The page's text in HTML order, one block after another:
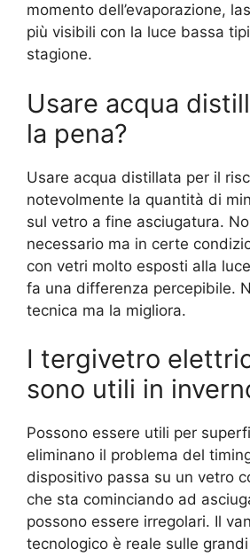
momento dell’evaporazione,
più visibili con la luce bassa
stagione.
Usare acqua
la pena?
Usare acqua distillata per il
notevolmente la quantità di
sul vetro a fine asciugatura.
necessario ma in certe
con vetri molto esposti alla
fa una differenza percepibile.
tecnica ma la migliora.
I tergivetro
sono utili in
Possono essere utili per
eliminano il problema del
dispositivo passa su un vetro
che sta cominciando ad
possono essere irregolari. Il
tecnologico è reale sulle